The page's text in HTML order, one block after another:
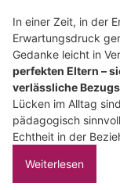
In einer Zeit, in der
Erwartungsdruck
Gedanke leicht in
perfekten Eltern –
verlässliche
Lücken im Alltag
pädagogisch
Echtheit in der
Weiterlesen